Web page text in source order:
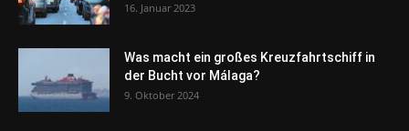
16. Januar 2023
Was macht ein großes Kreuzfahrtschiff in
der Bucht vor Málaga?
9. Oktober 2024